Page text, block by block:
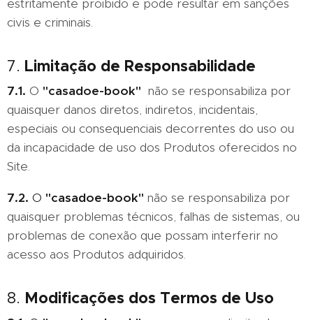
estritamente proibido e pode resultar em sanções
civis e criminais.
7. Limitação de Responsabilidade
7.1. O "casadoe-book" não se responsabiliza por
quaisquer danos diretos, indiretos, incidentais,
especiais ou consequenciais decorrentes do uso ou
da incapacidade de uso dos Produtos oferecidos no
Site.
7.2. O "casadoe-book" não se responsabiliza por
quaisquer problemas técnicos, falhas de sistemas, ou
problemas de conexão que possam interferir no
acesso aos Produtos adquiridos.
8. Modificações dos Termos de Uso